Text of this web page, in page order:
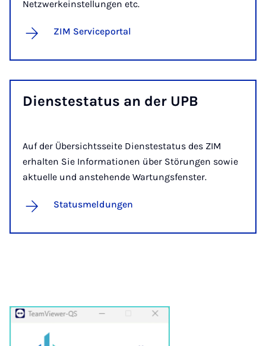
Netzwerkeinstellungen etc.
ZIM Serviceportal
Diens­tes­ta­tus an der UPB
Auf der Übersichtsseite Dienstestatus des ZIM
erhalten Sie Informationen über Störungen sowie
aktuelle und anstehende Wartungsfenster.
Statusmeldungen